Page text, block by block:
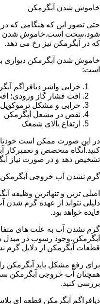
خاموش شدن آبگرمکن
حتی تصور این که هنگامی که
شود،سخت است.خاموش شدن
که در آبگرمکن نیز رخ می دهد.
خاموش شدن آبگرمکن دیواری
است:
خرابی واشر دیافراگم
افت فشار گاز ورودی؛
خرابی و مشکل ترموکوپل
نقص در مشعل آبگرمکن
ارتفاع بالای شمعک
در این صورت ممکن است خودتان
کنید.آنگاه متخصص و تعمیرکار
تشخیص دهد و در صورت نیاز
گرم نشدن آب خروجی آبگرمکن
اصلی ترین و تنهاترین وظیفه
دلیلی نتواند از عهده گرم شدن
فایده خواهد بود.
گرم نشدن آب به علت های
آبگرمکن،وجود رسوب در
قطعات آبگرمکن از دلایل گرم
برای رفع مشکل باید آبگرمکن
همچنان آب خروجی آبگرمکن سرد
بررسی کنید.
دیافراگم آبگرمکن قطعه ای